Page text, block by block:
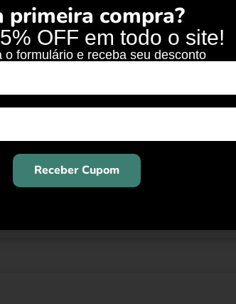
rock, street cool e urbana, a marca se
Dotada desde o início de uma forte
de materiais inovadores e grafismos
em que o estilo se mistura com
sofisticados.
primeira compra?
OFF em todo o site!
o formulário e receba seu desconto
Receber Cupom